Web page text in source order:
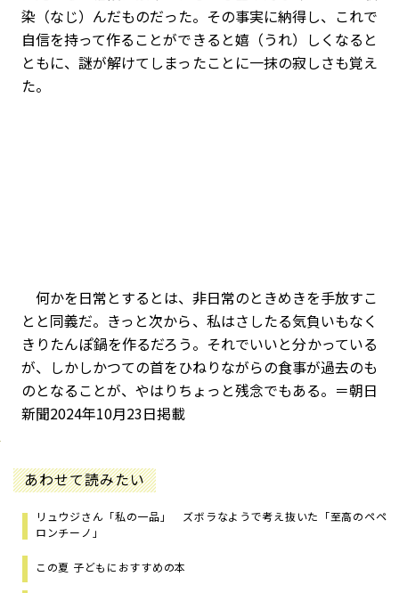
染（なじ）んだものだった。その事実に納得し、これで
自信を持って作ることができると嬉（うれ）しくなると
ともに、謎が解けてしまったことに一抹の寂しさも覚え
た。
何かを日常とするとは、非日常のときめきを手放すこ
とと同義だ。きっと次から、私はさしたる気負いもなく
きりたんぽ鍋を作るだろう。それでいいと分かっている
が、しかしかつての首をひねりながらの食事が過去のも
のとなることが、やはりちょっと残念でもある。＝朝日
新聞2024年10月23日掲載
あわせて読みたい
リュウジさん「私の一品」 ズボラなようで考え抜いた「至高のペペ
ロンチーノ」
この夏 子どもにおすすめの本